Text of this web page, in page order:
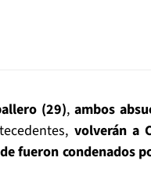
(29), ambos
volverán a
fueron condenados